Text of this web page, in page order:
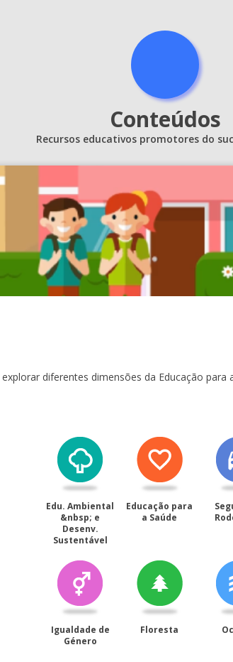
Conteúdos
Recursos educativos promotores do
diferentes dimensões da Educação
Edu. Ambiental
&nbsp; e
Desenv.
Sustentável
Educação para
a Saúde
Igualdade de
Género
Floresta